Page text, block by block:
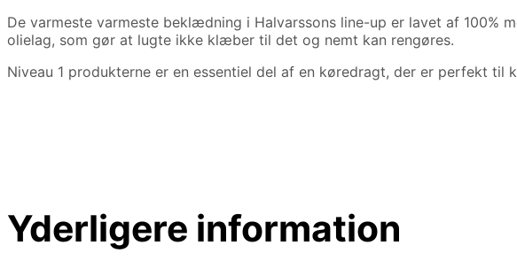
De varmeste varmeste beklædning i Halvarssons line-up er lavet af
olielag, som gør at lugte ikke klæber til det og nemt kan rengøres.
Niveau 1 produkterne er en essentiel del af en køredragt, der er perfekt til
Yderligere information